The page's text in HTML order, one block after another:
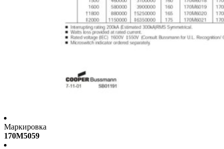
Маркировка
170M5059